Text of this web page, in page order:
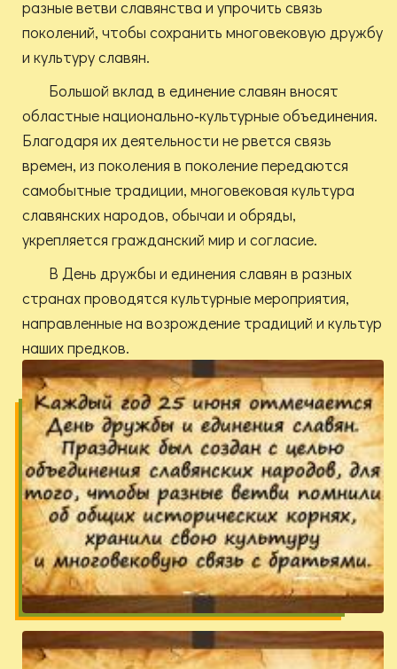
разные ветви славянства и упрочить связь
поколений, чтобы сохранить многовековую дружбу
и культуру славян.
Большой вклад в единение славян вносят
областные национально‑культурные объединения.
Благодаря их деятельности не рвется связь
времен, из поколения в поколение передаются
самобытные традиции, многовековая культура
славянских народов, обычаи и обряды,
укрепляется гражданский мир и согласие.
В День дружбы и единения славян в разных
странах проводятся культурные мероприятия,
направленные на возрождение традиций и культур
наших предков.